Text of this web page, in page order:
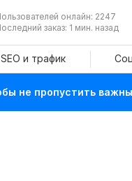
онлайн: 2247
заказ: 1 мин. назад
SEO и трафик
не пропустить